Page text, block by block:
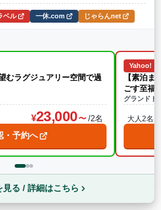
ベル 一休.com じゃらんnet
むラグジュアリー空間で過
23,000 /2名
・予約へ
Yahoo!ト
【素泊
ごす至福
グランドト
大人2名
見る / 詳細はこちら